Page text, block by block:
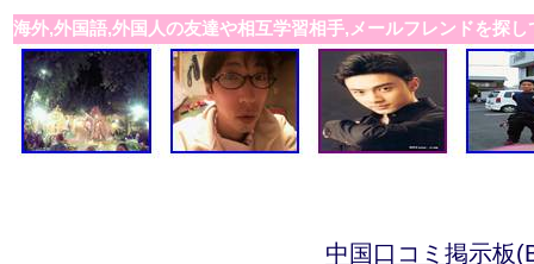
海外,外国語,外国人の友達や相互学習相手,メールフレンドを探し
中国口コミ掲示板